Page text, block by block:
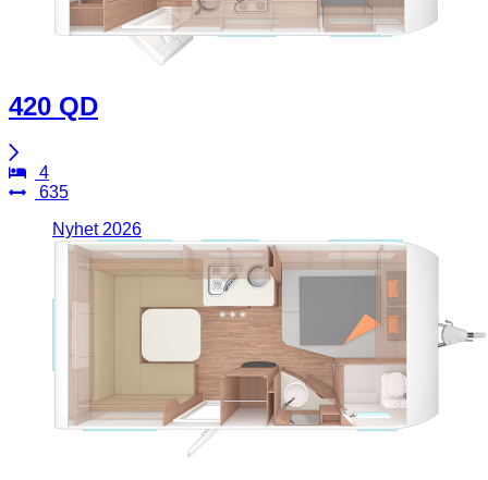
420 QD
4
635
Nyhet 2026